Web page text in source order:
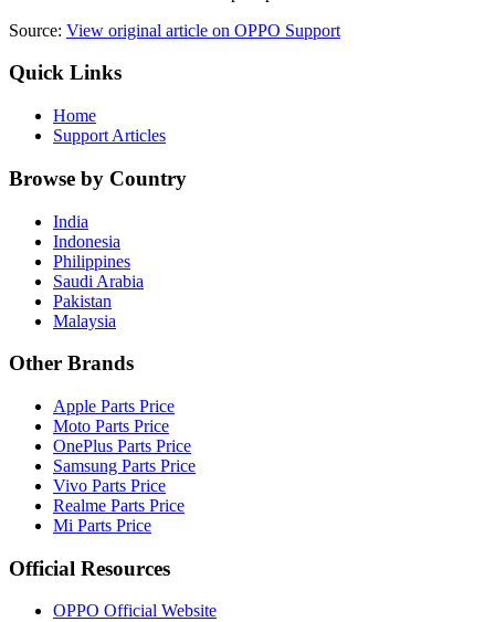
Source: View original article on OPPO Support
Quick Links
Home
Support Articles
Browse by Country
India
Indonesia
Philippines
Saudi Arabia
Pakistan
Malaysia
Other Brands
Apple Parts Price
Moto Parts Price
OnePlus Parts Price
Samsung Parts Price
Vivo Parts Price
Realme Parts Price
Mi Parts Price
Official Resources
OPPO Official Website